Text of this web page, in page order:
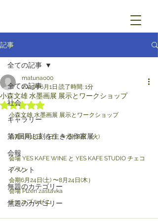
記事
全ての記事
社会
ギャラリー
第7回同じ刻を生きる作家展
会報
イベント
無題のカテゴリー
無題のカテゴリー
全ての記事
小森文雄 水墨画展 展示とワークショップ
matunao00
2023年6月1日 読了時間: 1分
5つ星のうちNaNと評価されています。
﻿﻿小森文雄 水墨画展 展示とワークショップ
会期6月18日（日）〜7月18日（火)
会場 YES KAFE WINE と YES KAFE STUDIO チェコ
プラハ
会期6月24日(土) 〜8月24日(木）
会場 Plzen zastavka
チェコプルゼニ